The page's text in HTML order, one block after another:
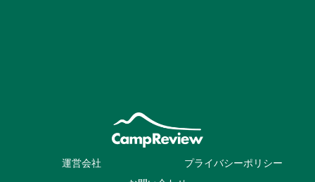
運営会社
プライバシーポリシー